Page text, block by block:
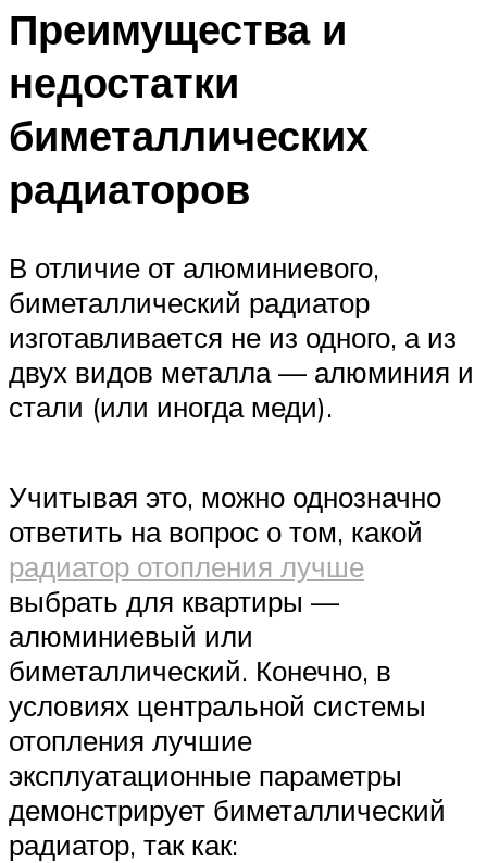
Преимущества и
недостатки
биметаллических
радиаторов
В отличие от алюминиевого,
биметаллический радиатор
изготавливается не из одного, а из
двух видов металла — алюминия и
стали (или иногда меди).
Учитывая это, можно однозначно
ответить на вопрос о том, какой
радиатор отопления лучше
выбрать для квартиры —
алюминиевый или
биметаллический. Конечно, в
условиях центральной системы
отопления лучшие
эксплуатационные параметры
демонстрирует биметаллический
радиатор, так как: